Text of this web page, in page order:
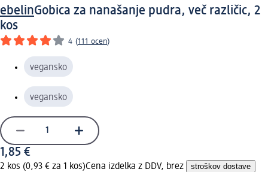
ebelinGobica za nanašanje pudra, več različic, 2
kos
4 (111 ocen)
vegansko
vegansko
1,85 €
2 kos (0,93 € za 1 kos)Cena izdelka z DDV, brez stroškov dostave